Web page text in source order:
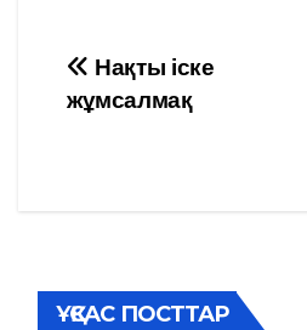
Навигация
по
Нақты іске
жұмсалмақ
ҰҚСАС ПОСТТАР